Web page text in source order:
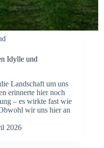
Idylle und
Landschaft um uns
erinnerte hier noch
– es wirkte fast wie
wir uns hier an
2026